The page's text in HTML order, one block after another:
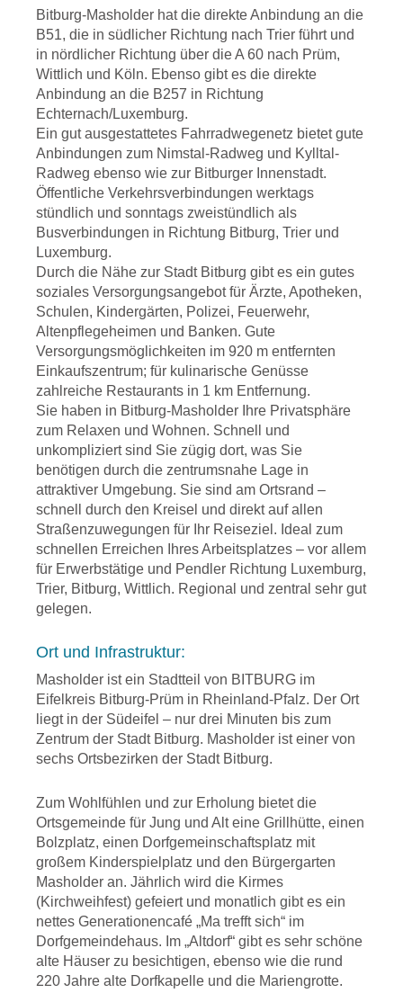
Lage: Regional bevorzugte
Lage in unmittelbarer Stadtnähe
Bitburg
Anbindung:Sehr gute
Anbindung an die
Bundesstraßen nach Trier,
Echternach, Prüm
Lage des Grundstücks:
Südwestlage; flaches
Grundstück, ebenerdiger
Zugang, barrierefreies
Erdgeschoss
erschlossenes Baugrundstück;
am Bittenbach 13
Bauweise/Schallschutz:
Massive Bauweise, erhöhter
Schallschutz, Dachbegrünung
Terrasse:überdachte,
südwestorientierte große
Terrasse (21 m²), private
Rasenfläche ca. 40 m²,
Garten-/Gerätehaus ca. 6 m²
Energieeffizienz:
Niedrigenergiehaus (Standard
KfW 55, A+)
Dämmung: sehr gute
Wärmedämmung der
kompletten Gebäudehülle
Fenster:3fach-verglaste
Lüftung:kontrollierte Be- und
Entlüftung über zentrales
Lüftungsgerät je Wohnung mit
Wärmerückgewinnung
Heizung:Erzeugung der
Heizenergie über
Warmwasser:dezentrale
Warmwasserbereitung je
Wohnung
Regenwasser:Regenzisterne;
Dachbegrünung mit
ökologischen und
ökonomischen Vorteilen
Energiegewinnung:passive
Solarenergiegewinne durch
große südwestseitige Fenster
Wohnfläche Eigentumswohnung
EG:83,10 m²
Lage:Regional bevorzugte
Lage in unmittelbarer Stadtnähe
Bitburg
Anbindung:Sehr gute
Anbindung an die
Bundesstraßen nach Trier,
Echternach, Prüm
Lage des Grundstücks:
Südwestlage; flaches
Zugang, barrierefreies
Erdgeschoss
Erschließung:voll
erschlossenes Baugrundstück;
am Bittenbach 13
Bauweise/Schallschutz:
Massive Bauweise, erhöhter
Schallschutz, Dachbegrünung
Terrasse:überdachte,
südwestorientierte große
Terrasse (21 m²), private
Rasenfläche ca. 60 m²,
Garten-/Gerätehaus ca. 6 m²
Energieeffizienz:
Niedrigenergiehaus (Standard
KfW 55, A+)
Dämmung:sehr gute
Fenster: 3fach-verglaste
Schallschutz
Lüftung:kontrollierte Be- und
Entlüftung über zentrales
Lüftungsgerät je Wohnung mit
Wärmerückgewinnung
Heizenergie über
Luftwärmepumpe,
Fußbodenheizung
Warmwasser:dezentrale
Warmwasserbereitung je
Wohnung
Regenwasser:Regenzisterne;
Dachbegrünung mit
ökologischen und
ökonomischen Vorteilen
B1 – Erdgeschosswohnung
Wohnfläche Eigentumswohnung EG
83,24 m²
Lage:
Regional bevorzugte
Lage in unmittelbarer Stadtnähe
Bitburg
Anbindung:
Sehr gute
Anbindung an die
Bundesstraßen nach Trier,
Echternach, Prüm
Lage des Grundstücks:
Südwestlage; flaches
Grundstück, ebenerdiger
Zugang, barrierefreies
Erdgeschoss
Erschließung:
voll
erschlossenes Baugrundstück;
am Bittenbach 13
Bauweise/Schallschutz:
Massive Bauweise, erhöhter
Schallschutz, Dachbegrünung
Terrasse: überdachte,
südwestorientierte große
Terrasse (21 m²), private
Rasenfläche ca. 60 m²,
Garten-/Gerätehaus ca. 6 m²
Energieeffizienz:
Niedrigenergiehaus (Standard
Wärmedämmung der
kompletten Gebäudehülle
Fenster:3fach-verglaste
Kunststofffenster mit erhöhtem
Schallschutz
Lüftung:kontrollierte Be- und
Lüftungsgerät je Wohnung mit
Wärmerückgewinnung
Heizung:Erzeugung der
Heizenergie über
Luftwärmepumpe,
Fußbodenheizung
Warmwasser:dezentrale
Warmwasserbereitung je
Wohnung
Regenwasser:Regenzisterne;
weitere Dokumente
Haus B2 – Erdgeschosswohnung
Wohnfläche Eigentumswohnung
EG: 83,58 m²
Lage:Regional bevorzugte
Lage in unmittelbarer Stadtnähe
Bitburg
Anbindung:Sehr gute
Bundesstraßen nach Trier,
Echternach, Prüm
Lage des Grundstücks:
Südwestlage; flaches
Grundstück, ebenerdiger
Zugang, barrierefreies
Erdgeschoss
Erschließung:voll
erschlossenes Baugrundstück;
am Bittenbach 13
Bauweise/Schallschutz:
Massive Bauweise, erhöhter
Schallschutz, Dachbegrünung
Terrasse:überdachte,
südwestorientierte große
Terrasse (21 m²), private
Rasenfläche ca. 83 m²,
Niedrigenergiehaus (Standard
KfW 55, A+)
Dämmung:sehr gute
Wärmedämmung der
kompletten Gebäudehülle
Fenster:3fach-verglaste
Lüftung:kontrollierte Be- und
Entlüftung über zentrales
Lüftungsgerät je Wohnung mit
Wärmerückgewinnung
Heizung:Erzeugung der
Heizenergie über
Luftwärmepumpe,
Fußbodenheizung
Warmwasser:dezentrale
Bitburg-Masholder hat die direkte Anbindung an die
B51, die in südlicher Richtung nach Trier führt und
in nördlicher Richtung über die A 60 nach Prüm,
Wittlich und Köln. Ebenso gibt es die direkte
Anbindung an die B257 in Richtung
Echternach/Luxemburg.
Ein gut ausgestattetes Fahrradwegenetz bietet gute
Anbindungen zum Nimstal-Radweg und Kylltal-
Radweg ebenso wie zur Bitburger Innenstadt.
Öffentliche Verkehrsverbindungen werktags
stündlich und sonntags zweistündlich als
Busverbindungen in Richtung Bitburg, Trier und
Luxemburg.
Durch die Nähe zur Stadt Bitburg gibt es ein gutes
soziales Versorgungsangebot für Ärzte, Apotheken,
Schulen, Kindergärten, Polizei, Feuerwehr,
Altenpflegeheimen und Banken. Gute
Versorgungsmöglichkeiten im 920 m entfernten
Einkaufszentrum; für kulinarische Genüsse
zahlreiche Restaurants in 1 km Entfernung.
Sie haben in Bitburg-Masholder Ihre Privatsphäre
zum Relaxen und Wohnen. Schnell und
unkompliziert sind Sie zügig dort, was Sie
benötigen durch die zentrumsnahe Lage in
attraktiver Umgebung. Sie sind am Ortsrand –
schnell durch den Kreisel und direkt auf allen
Straßenzuwegungen für Ihr Reiseziel. Ideal zum
schnellen Erreichen Ihres Arbeitsplatzes – vor allem
für Erwerbstätige und Pendler Richtung Luxemburg,
Trier, Bitburg, Wittlich. Regional und zentral sehr gut
gelegen.
Ort und Infrastruktur:
Masholder ist ein Stadtteil von BITBURG im
Eifelkreis Bitburg-Prüm in Rheinland-Pfalz. Der Ort
liegt in der Südeifel – nur drei Minuten bis zum
Zentrum der Stadt Bitburg. Masholder ist einer von
sechs Ortsbezirken der Stadt Bitburg.
Zum Wohlfühlen und zur Erholung bietet die
Ortsgemeinde für Jung und Alt eine Grillhütte, einen
Bolzplatz, einen Dorfgemeinschaftsplatz mit
großem Kinderspielplatz und den Bürgergarten
Masholder an. Jährlich wird die Kirmes
(Kirchweihfest) gefeiert und monatlich gibt es ein
nettes Generationencafé „Ma trefft sich“ im
Dorfgemeindehaus. Im „Altdorf“ gibt es sehr schöne
alte Häuser zu besichtigen, ebenso wie die rund
220 Jahre alte Dorfkapelle und die Mariengrotte.